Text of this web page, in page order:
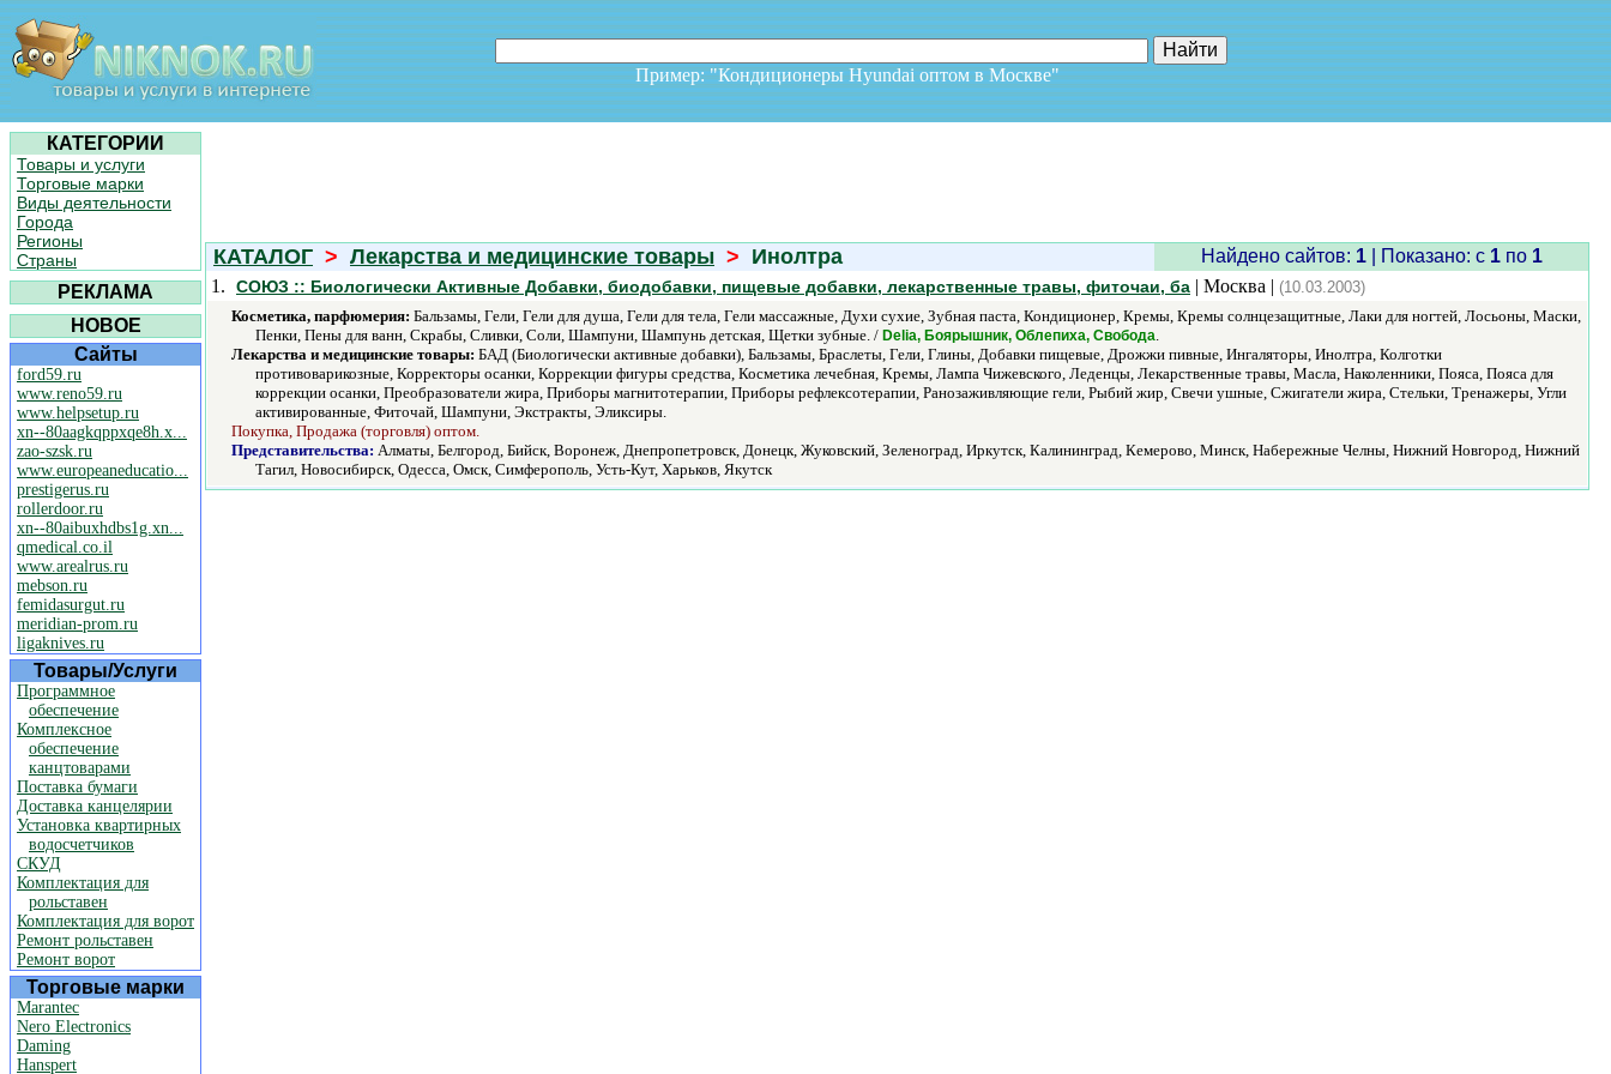
Пример: "Кондиционеры Hyundai оптом в Москве"
КАТЕГОРИИ
Товары и услуги
Торговые марки
Виды деятельности
Города
Регионы
Страны
РЕКЛАМА
НОВОЕ
Сайты
ford59.ru
www.reno59.ru
www.helpsetup.ru
xn--80aagkqppxqe8h.x...
zao-szsk.ru
www.europeaneducatio...
prestigerus.ru
rollerdoor.ru
xn--80aibuxhdbs1g.xn...
qmedical.co.il
www.arealrus.ru
mebson.ru
femidasurgut.ru
meridian-prom.ru
ligaknives.ru
Товары/Услуги
Программное
обеспечение
Комплексное
обеспечение
канцтоварами
Поставка бумаги
Доставка канцелярии
Установка квартирных
водосчетчиков
СКУД
Комплектация для
рольставен
Комплектация для ворот
Ремонт рольставен
Ремонт ворот
Торговые марки
Marantec
Nero Electronics
Daming
Hanspert
КАТАЛОГ > Лекарства и медицинские товары > Инолтра Найдено сайтов: 1| Показано: c 1по 1
1.
СОЮЗ :: Биологически Активные Добавки, биодобавки, пищевые добавки, лекарственные травы, фиточаи, ба | Москва | (10.03.2003)
Косметика, парфюмерия: Бальзамы, Гели, Гели для душа, Гели для тела, Гели массажные, Духи сухие, Зубная паста, Кондиционер, Кремы, Кремы солнцезащитные, Лаки для ногтей, Лосьоны, Маски,
Пенки, Пены для ванн, Скрабы, Сливки, Соли, Шампуни, Шампунь детская, Щетки зубные. / Delia, Боярышник, Облепиха, Свобода.
Лекарства и медицинские товары: БАД (Биологически активные добавки), Бальзамы, Браслеты, Гели, Глины, Добавки пищевые, Дрожжи пивные, Ингаляторы, Инолтра, Колготки
противоварикозные, Корректоры осанки, Коррекции фигуры средства, Косметика лечебная, Кремы, Лампа Чижевского, Леденцы, Лекарственные травы, Масла, Наколенники, Пояса, Пояса для
коррекции осанки, Преобразователи жира, Приборы магнитотерапии, Приборы рефлексотерапии, Ранозаживляющие гели, Рыбий жир, Свечи ушные, Сжигатели жира, Стельки, Тренажеры, Угли
активированные, Фиточай, Шампуни, Экстракты, Эликсиры.
Покупка, Продажа (торговля) оптом.
Представительства: Алматы, Белгород, Бийск, Воронеж, Днепропетровск, Донецк, Жуковский, Зеленоград, Иркутск, Калининград, Кемерово, Минск, Набережные Челны, Нижний Новгород, Нижний
Тагил, Новосибирск, Одесса, Омск, Симферополь, Усть-Кут, Харьков, Якутск